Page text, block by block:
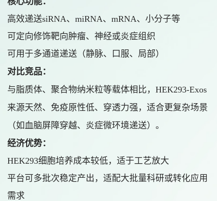
高效递送siRNA、miRNA、mRNA、小分子等
可定向修饰靶向肿瘤、神经或炎症组织
可用于多通道递送（静脉、口服、局部）
对比竞品：
与脂质体、聚合物纳米粒等载体相比，HEK293-Exos
来源天然、免疫原性低、穿透力强，适合更复杂场景
（如血脑屏障穿越、炎症微环境递送）。
经济优势：
HEK293细胞培养成本较低，适于工艺放大
平台可多批次稳定产出，适配大批量科研或转化应用
需求